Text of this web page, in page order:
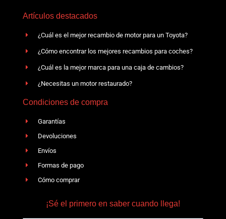
Artículos destacados
¿Cuál es el mejor recambio de motor para un Toyota?
¿Cómo encontrar los mejores recambios para coches?
¿Cuál es la mejor marca para una caja de cambios?
¿Necesitas un motor restaurado?
Condiciones de compra
Garantías
Devoluciones
Envíos
Formas de pago
Cómo comprar
¡Sé el primero en saber cuando llega!